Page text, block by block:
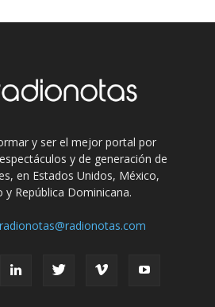
y ser el mejor portal por
y de generación de
en Estados Unidos, México,
y República Dominicana.
radionotas@radionotas.com